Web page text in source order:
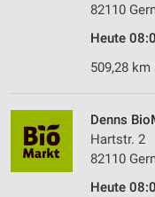
82110
Heute
509,28
Denns
Hartstr. 2
82110
Heute